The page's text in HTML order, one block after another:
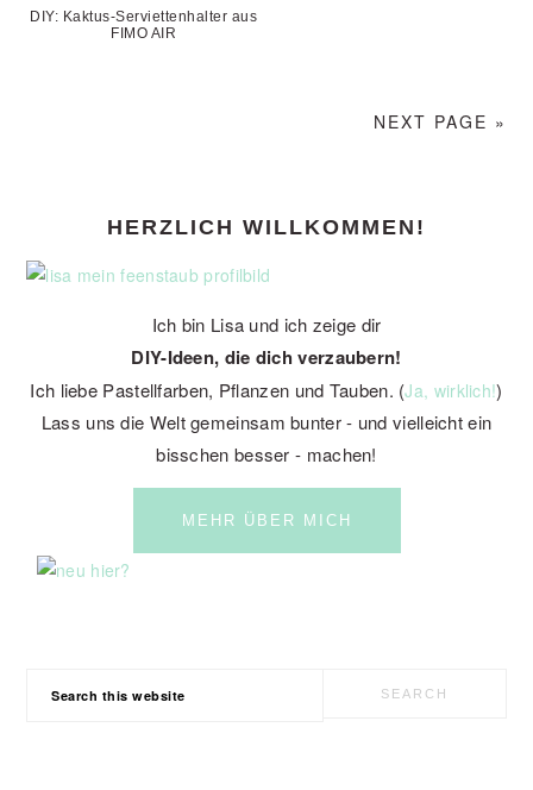
DIY: Kaktus-Serviettenhalter aus
FIMO AIR
NEXT PAGE »
HERZLICH WILLKOMMEN!
Ich bin Lisa und ich zeige dir
DIY-Ideen, die dich verzaubern!
Ich liebe Pastellfarben, Pflanzen und Tauben. (Ja, wirklich!)
Lass uns die Welt gemeinsam bunter - und vielleicht ein
bisschen besser - machen!
MEHR ÜBER MICH